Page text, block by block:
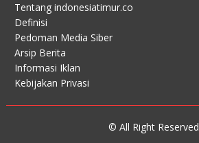
Tentang indonesiatimur.co
Definisi
Pedoman Media Siber
Arsip Berita
Informasi Iklan
Kebijakan Privasi
© All Right Reserved